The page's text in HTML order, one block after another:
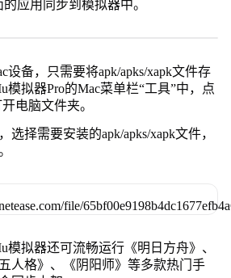
应用同步到模拟器中。
设备，只需要将apk/apks/xapk文件存
模拟器Pro的Mac菜单栏“工具”中，点
电脑文件夹。
选择需要安装的apk/apks/xapk文件，
模拟器还可流畅运行《明日方舟》、
人格》、《阴阳师》等多款热门手